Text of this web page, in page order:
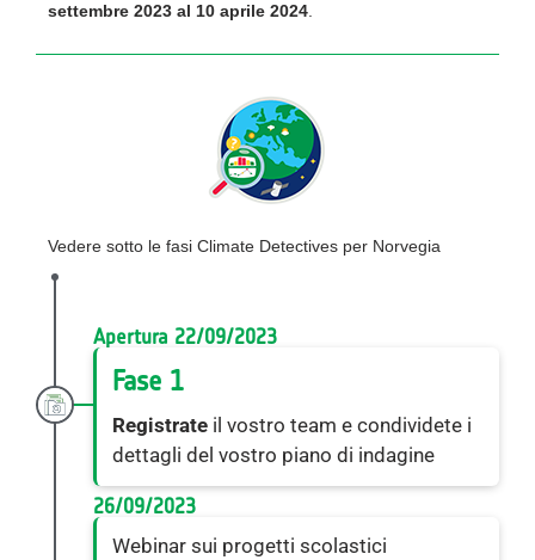
settembre 2023 al 10 aprile 2024.
Vedere sotto le fasi Climate Detectives per Norvegia
Apertura 22/09/2023
Fase 1
Registrateil vostro team e condividete i
dettagli del vostro piano di indagine
26/09/2023
Webinar sui progetti scolastici